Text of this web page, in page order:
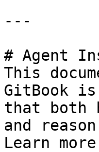
---
# Agent
This
GitBook
that both
and
Learn